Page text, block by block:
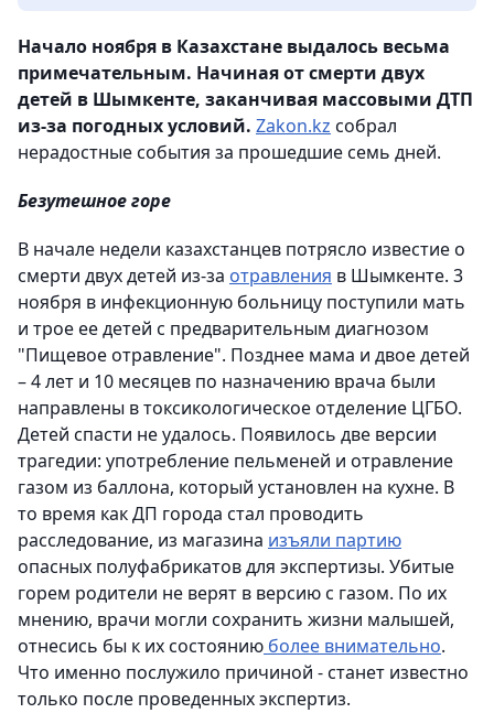
Начало ноября в Казахстане выдалось весьма
примечательным. Начиная от смерти двух
детей в Шымкенте, заканчивая массовыми ДТП
из-за погодных условий. Zakon.kz собрал
нерадостные события за прошедшие семь дней.
Безутешное горе
В начале недели казахстанцев потрясло известие о
смерти двух детей из-за отравления в Шымкенте. 3
ноября в инфекционную больницу поступили мать
и трое ее детей с предварительным диагнозом
"Пищевое отравление". Позднее мама и двое детей
– 4 лет и 10 месяцев по назначению врача были
направлены в токсикологическое отделение ЦГБО.
Детей спасти не удалось. Появилось две версии
трагедии: употребление пельменей и отравление
газом из баллона, который установлен на кухне. В
то время как ДП города стал проводить
расследование, из магазина изъяли партию
опасных полуфабрикатов для экспертизы. Убитые
горем родители не верят в версию с газом. По их
мнению, врачи могли сохранить жизни малышей,
отнесись бы к их состоянию более внимательно.
Что именно послужило причиной - станет известно
только после проведенных экспертиз.